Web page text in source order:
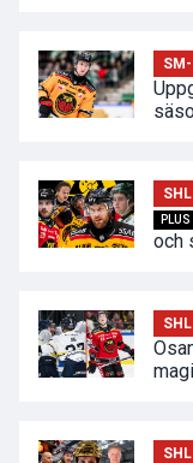
SHL
PLUS
och
SHL
SHL